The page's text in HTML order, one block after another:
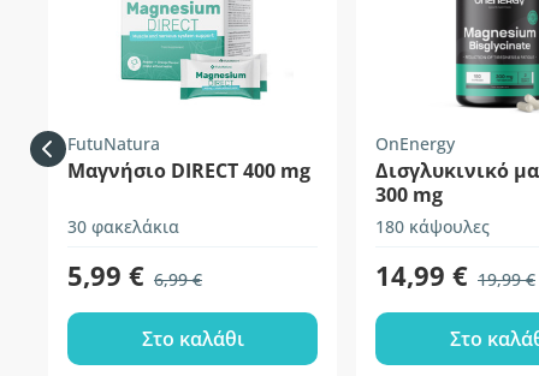
FutuNatura
Μαγνήσιο DIRECT 400 mg
30 φακελάκια
5,99 € 6,99 €
Στο καλάθι
OnEnergy
Δισγλυκινικό
300 mg
180 κάψουλες
14,99 € 19,99 €
Στο